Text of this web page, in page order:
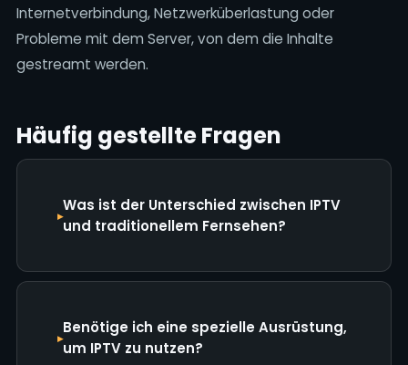
Internetverbindung, Netzwerküberlastung oder
Probleme mit dem Server, von dem die Inhalte
gestreamt werden.
Häufig gestellte Fragen
Was ist der Unterschied zwischen IPTV
und traditionellem Fernsehen?
Benötige ich eine spezielle Ausrüstung,
um IPTV zu nutzen?